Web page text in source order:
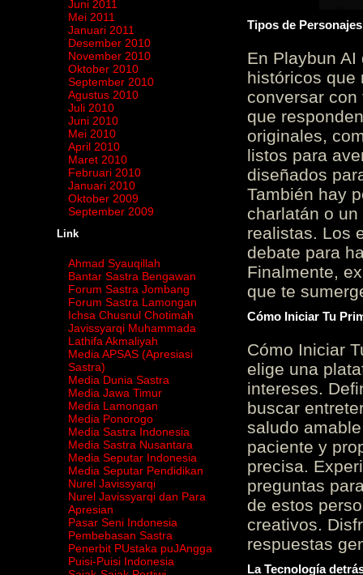
Juni 2011
Mei 2011
Januari 2011
Desember 2010
November 2010
Oktober 2010
September 2010
Agustus 2010
Juli 2010
Juni 2010
Mei 2010
April 2010
Maret 2010
Februari 2010
Januari 2010
Oktober 2009
September 2009
Link
Ahmad Syauqillah
Bantar Sastra Bengawan
Forum Sastra Jombang
Forum Sastra Lamongan
Ichsa Chusnul Chotimah
Javissyarqi Muhammada
Lathifa Akmaliyah
Media APSAS (Apresiasi
Sastra)
Media Dunia Sastra
Media Jawa Timur
Media Lamongan
Media Ponorogo
Media Sastra Indonesia
Media Sastra Nusantara
Media Seputar Indonesia
Media Seputar Pendidikan
Nurel Javissyarqi
Nurel Javissyarqi dan Para
Apresian
Pasar Seni Indonesia
Pembebasan Sastra
Penerbit PUstaka puJAngga
Puisi-Puisi Indonesia
Tipos de
En Playbun
históricos que
conversar
que
originales,
listos para
diseñados
También hay
charlatán o
realistas. Los
debate para
Finalmente,
que te
Cómo Iniciar Tu
Cómo Iniciar
elige una
intereses.
buscar
saludo
paciente y
precisa.
preguntas
de estos
creativos.
respuestas
La Tecnología